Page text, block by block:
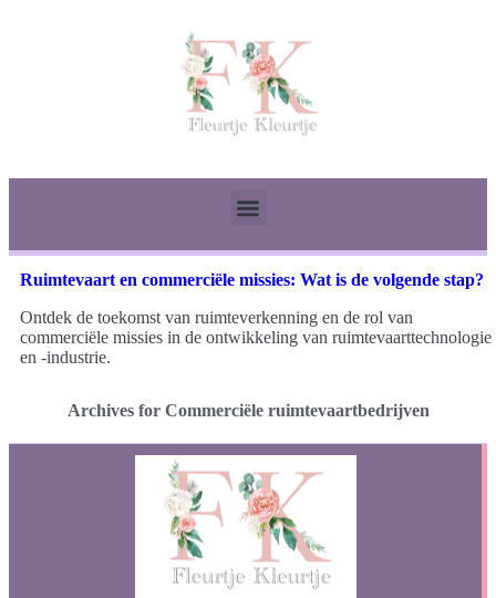
Ruimtevaart en commerciële missies: Wat is de volgende stap?
Ontdek de toekomst van ruimteverkenning en de rol van
commerciële missies in de ontwikkeling van ruimtevaarttechnologie
en -industrie.
Archives for Commerciële ruimtevaartbedrijven